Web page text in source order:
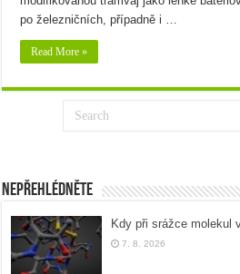
po železničních, případně i …
Read More »
Nepřehlédněte
Kdy při srážce molekul
7. 8. 2026